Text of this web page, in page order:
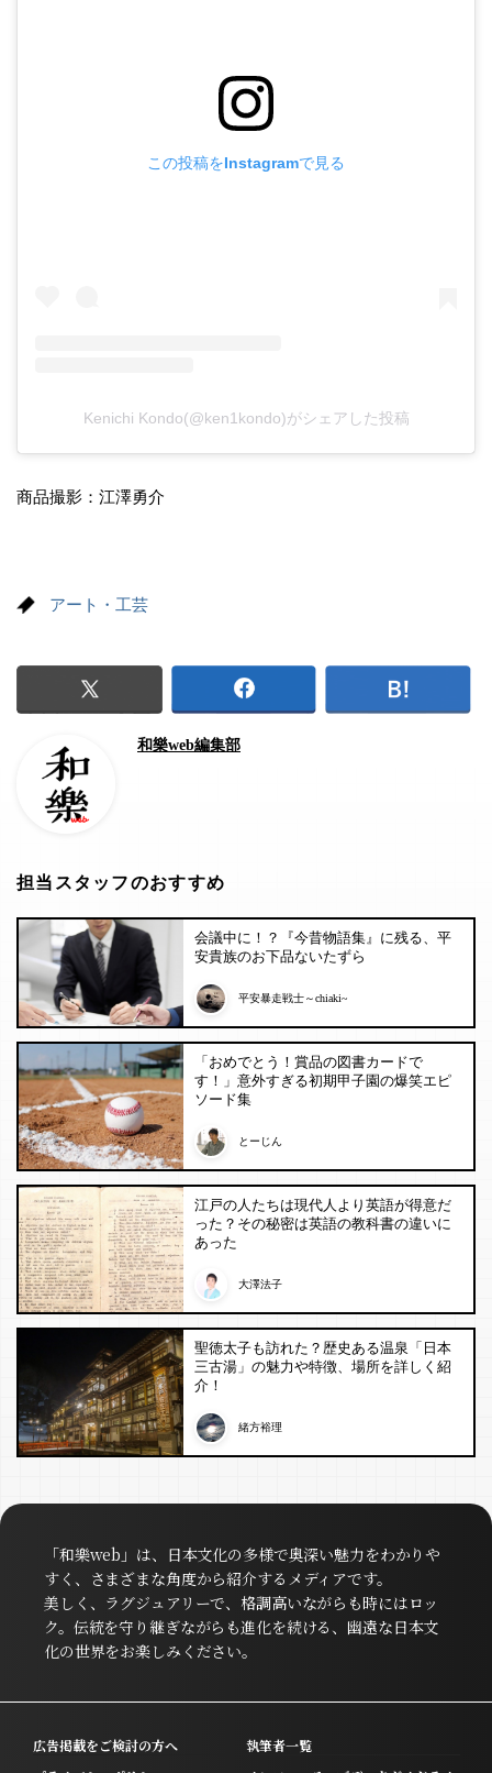
この投稿をInstagramで見る
Kenichi Kondo(@ken1kondo)がシェアした投稿
商品撮影：江澤勇介
アート・工芸
和樂web編集部
担当スタッフのおすすめ
会議中に！？『今昔物語集』に残る、平
安貴族のお下品ないたずら
平安暴走戦士～chiaki~
「おめでとう！賞品の図書カードで
す！」意外すぎる初期甲子園の爆笑エピ
ソード集
とーじん
江戸の人たちは現代人より英語が得意だ
った？その秘密は英語の教科書の違いに
あった
大澤法子
聖徳太子も訪れた？歴史ある温泉「日本
三古湯」の魅力や特徴、場所を詳しく紹
介！
緒方裕理
「和樂web」は、日本文化の多様で奥深い魅力をわかりや
すく、さまざまな角度から紹介するメディアです。
美しく、ラグジュアリーで、格調高いながらも時にはロッ
ク。伝統を守り継ぎながらも進化を続ける、幽遠な日本文
化の世界をお楽しみください。
広告掲載をご検討の方へ
執筆者一覧